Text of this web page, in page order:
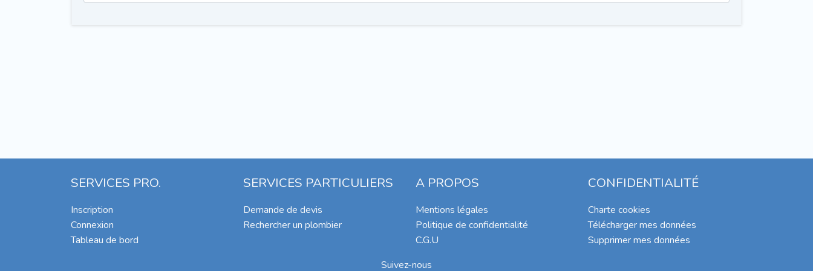
SERVICES PRO.
Inscription
Connexion
Tableau de bord
SERVICES PARTICULIERS
Demande de devis
Rechercher un plombier
A PROPOS
Mentions légales
Politique de confidentialité
C.G.U
CONFIDENTIALITÉ
Charte cookies
Télécharger mes données
Supprimer mes données
Suivez-nous